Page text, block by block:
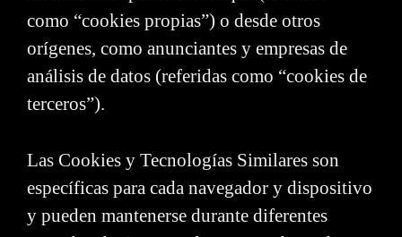
como “cookies propias”) o desde otros
orígenes, como anunciantes y empresas de
análisis de datos (referidas como “cookies de
terceros”).
Las Cookies y Tecnologías Similares son
específicas para cada navegador y dispositivo
y pueden mantenerse durante diferentes